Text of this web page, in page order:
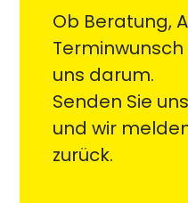
Ob Beratung,
uns darum.
Senden Sie
und wir
zurück.